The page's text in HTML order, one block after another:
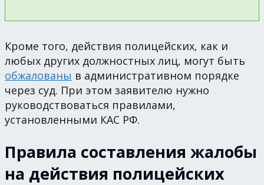
Кроме того, действия полицейских, как и
любых других должностных лиц, могут быть
обжалованы в административном порядке
через суд. При этом заявителю нужно
руководствоваться правилами,
установленными КАС РФ.
Правила составления жалобы
на действия полицейских